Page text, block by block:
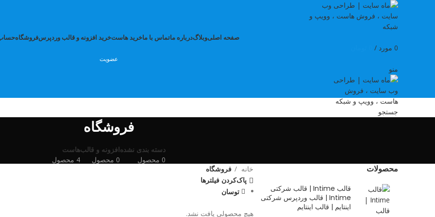
صفحه اصلیوبلاگدرباره ماتماس با ماخرید هاستخرید افزونه و قالب وردپرسفروشگاه
0 مورد /
عضویت
منو
جستجو
فروشگاه
دسته بندی نشده
0 محصول
افزونه و قالب
0 محصول
هاست
4 محصول
محصولات
قالب Intime | قالب شرکتی
Intime | قالب وردپرس شرکتی
اینتایم | قالب اینتایم
خانه
فروشگاه
پاک‌کردن فیلترها
توسان
هیچ محصولی یافت نشد.